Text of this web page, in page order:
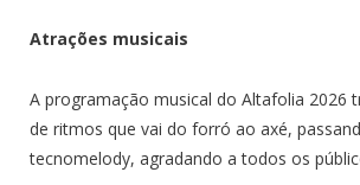
Atrações musicais
A programação musical do Altafolia 2026
de ritmos que vai do forró ao axé,
tecnomelody, agradando a todos os